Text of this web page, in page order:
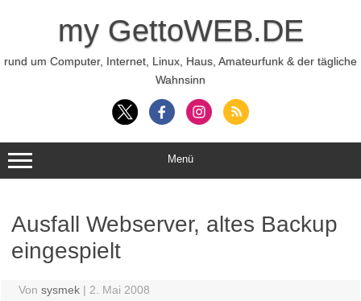
my GettoWEB.DE
rund um Computer, Internet, Linux, Haus, Amateurfunk & der tägliche
Wahnsinn
Menü
Ausfall Webserver, altes Backup
eingespielt
Von sysmek | 2. Mai 2008